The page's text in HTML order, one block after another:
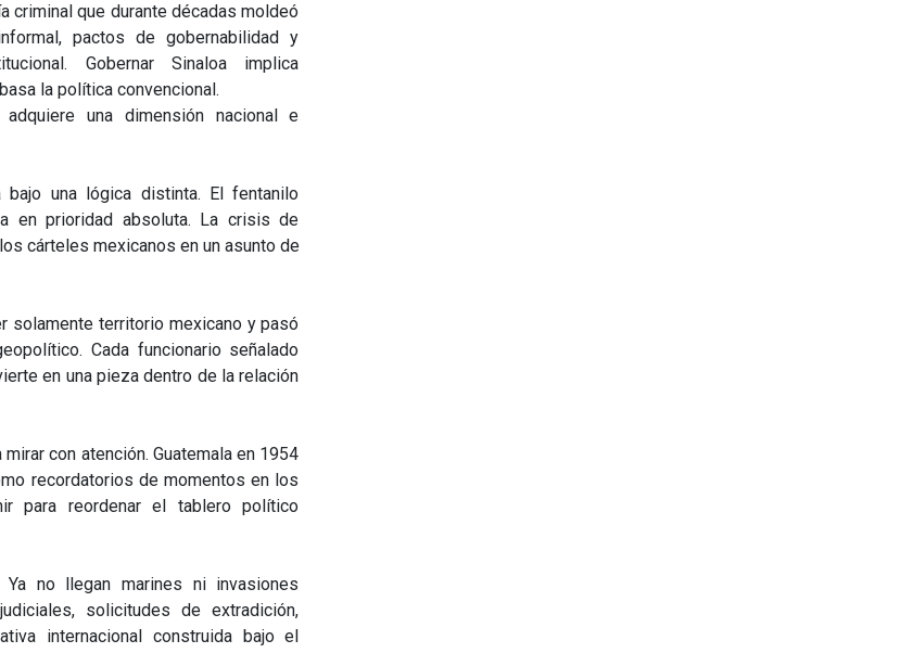
criminal que durante décadas moldeó
pactos de gobernabilidad y
Gobernar Sinaloa implica
la política convencional.
una dimensión nacional e
una lógica distinta. El fentanilo
en prioridad absoluta. La crisis de
cárteles mexicanos en un asunto de
solamente territorio mexicano y pasó
Cada funcionario señalado
en una pieza dentro de la relación
con atención. Guatemala en 1954
recordatorios de momentos en los
para reordenar el tablero político
no llegan marines ni invasiones
solicitudes de extradición,
internacional construida bajo el